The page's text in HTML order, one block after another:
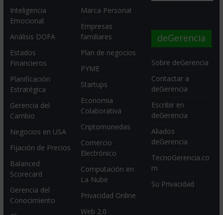
Inteligencia
Emocional
Análisis DOFA
Estados
Financieros
Planificación
Estratégica
Gerencia del
Cambio
Negocios en USA
Fijación de Precios
Balanced
Scorecard
Gerencia del
Conocimiento
Marca Personal
Empresas
familiares
Plan de negocios
PYME
Startups
Economia
Colaborativa
Criptomonedas
Comercio
Electrónico
Computación en
La Nube
Privacidad Online
Web 2.0
deGerencia
Sobre deGerencia
Contactar a
deGerencia
Escribir en
deGerencia
Aliados
deGerencia
TecnoGerencia.co
m
Su Privacidad